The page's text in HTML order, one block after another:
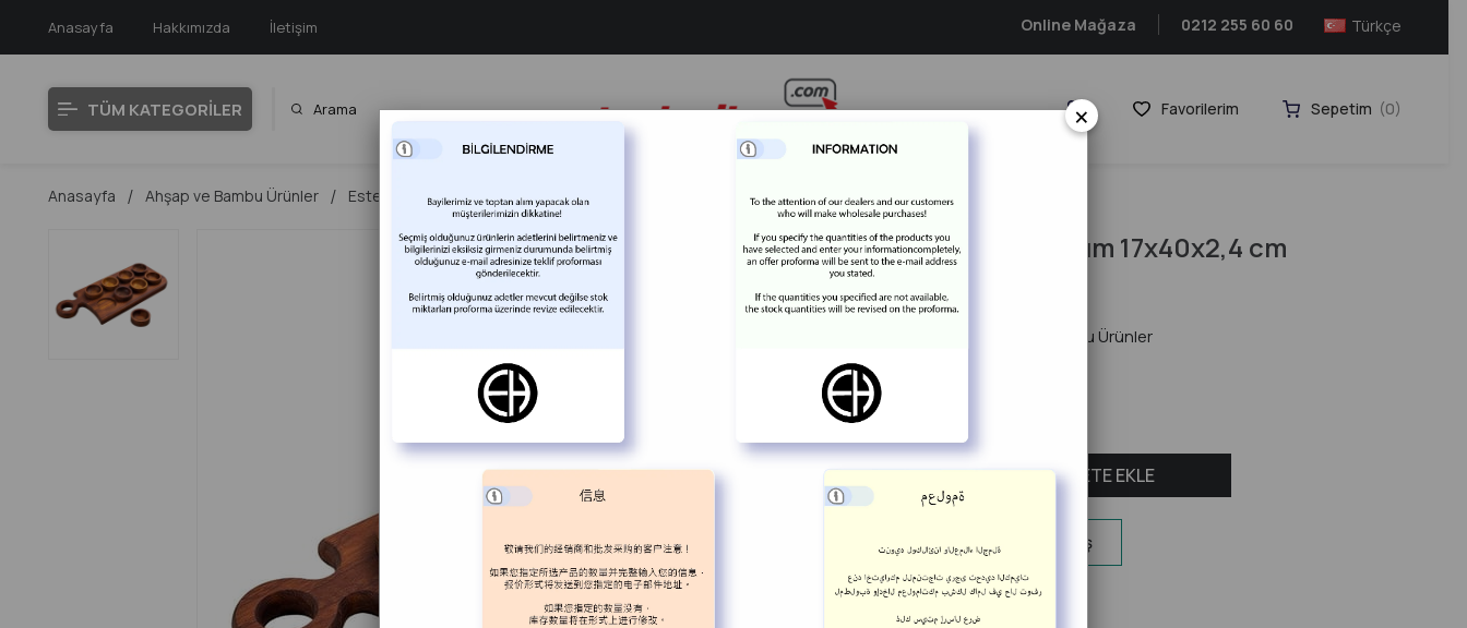
Anasayfa Hakkımızda İletişim Online Mağaza 0212 255 60 60 Türkçe
TÜM KATEGORİLER Sepetim 0
Favorilerim
Anasayfa Ahşap ve Bambu Ürünler Este Ahşap Sirius Ahşap Sunum 17x40x2,4 cm
Sirius Ahşap Sunum 17x40x2,4 cm
Ahşap ve Bambu Ürünler
Stok Kodu
Marka
WhatsApp ile Sipariş
×